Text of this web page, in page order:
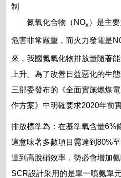
制
氮氧化合物（NOx）是主
危害非常嚴重，而火力發電是
來，我國氮氧化物排放量隨著
上升。為了改善日益惡化的生
三部委發布的《全面實施燃煤
作方案》中明確要求2020年前
排放標準為：在基準氧含量6%
這意味著多數項目需達到80%
達到高脫硝效率，勢必會增加
SCR設計采用的是單一噴氨單